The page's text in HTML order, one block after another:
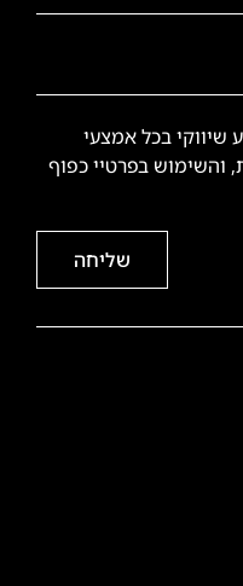
שיווקי בכל אמצעי
והשימוש בפרטיי כפוף
שליחה